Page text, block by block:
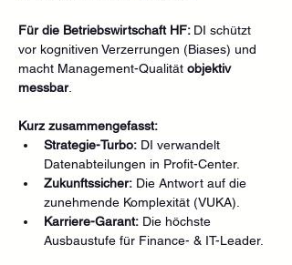
Für die Betriebswirtschaft HF: DI schützt
vor kognitiven Verzerrungen (Biases) und
macht Management-Qualität objektiv
messbar.
Kurz zusammengefasst:
Strategie-Turbo: DI verwandelt
Datenabteilungen in Profit-Center.
Zukunftssicher: Die Antwort auf die
zunehmende Komplexität (VUKA).
Karriere-Garant: Die höchste
Ausbaustufe für Finance- & IT-Leader.